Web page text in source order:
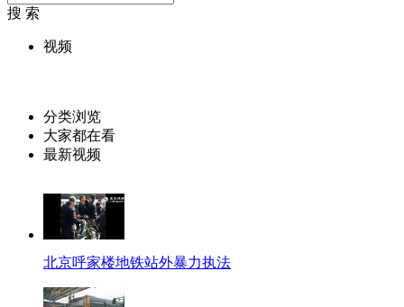
搜 索
视频
分类浏览
大家都在看
最新视频
北京呼家楼地铁站外暴力执法